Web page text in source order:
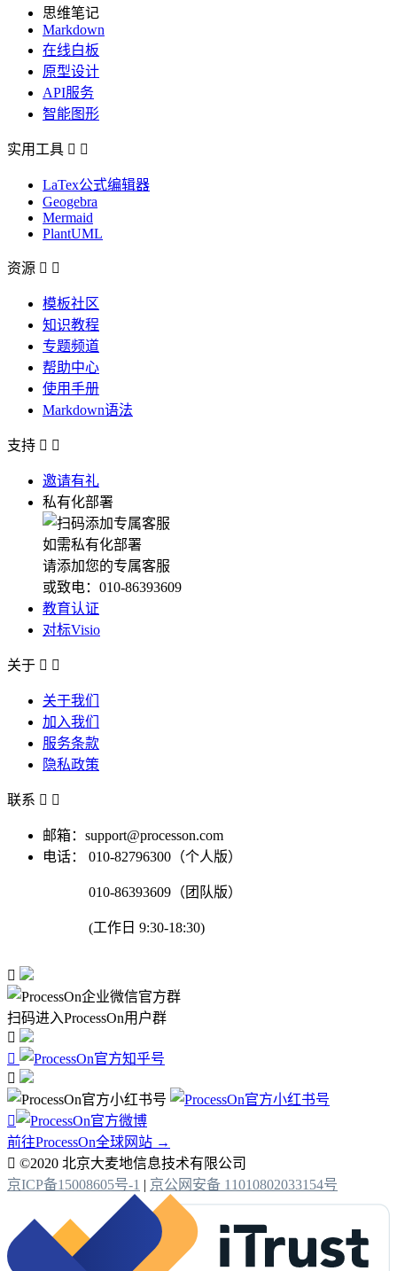
思维笔记
Markdown
在线白板
原型设计
API服务
智能图形
实用工具  
LaTex公式编辑器
Geogebra
Mermaid
PlantUML
资源  
模板社区
知识教程
专题频道
帮助中心
使用手册
Markdown语法
支持  
邀请有礼
私有化部署
如需私有化部署
请添加您的专属客服
或致电：010-86393609
教育认证
对标Visio
关于  
关于我们
加入我们
服务条款
隐私政策
联系  
邮箱：support@processon.com
电话：
010-82796300（个人版）
010-86393609（团队版）
(工作日 9:30-18:30)

扫码进入ProcessOn用户群




前往ProcessOn全球网站 →
 ©2020 北京大麦地信息技术有限公司
京ICP备15008605号-1 | 京公网安备 11010802033154号